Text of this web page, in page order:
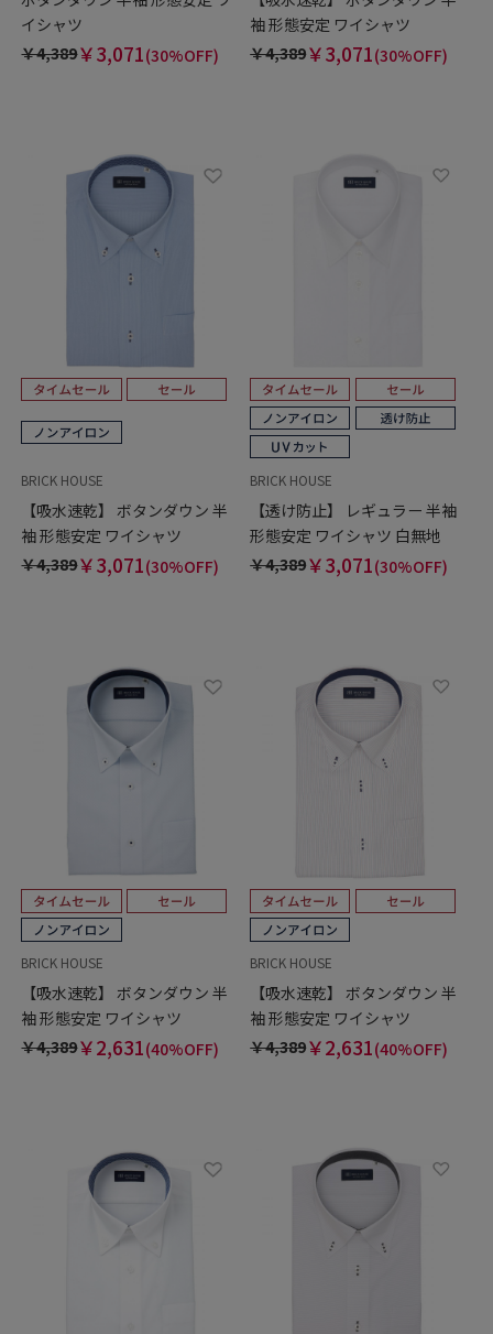
イシャツ
￥4,389￥3,071(30%OFF)
袖 形態安定 ワイシャツ
￥4,389￥3,071(30%OFF)
BRICK HOUSE
【吸水速乾】 ボタンダウン 半
袖 形態安定 ワイシャツ
￥4,389￥3,071(30%OFF)
BRICK HOUSE
【透け防止】 レギュラー 半袖
形態安定 ワイシャツ 白無地
￥4,389￥3,071(30%OFF)
BRICK HOUSE
【吸水速乾】 ボタンダウン 半
袖 形態安定 ワイシャツ
￥4,389￥2,631(40%OFF)
BRICK HOUSE
【吸水速乾】 ボタンダウン 半
袖 形態安定 ワイシャツ
￥4,389￥2,631(40%OFF)